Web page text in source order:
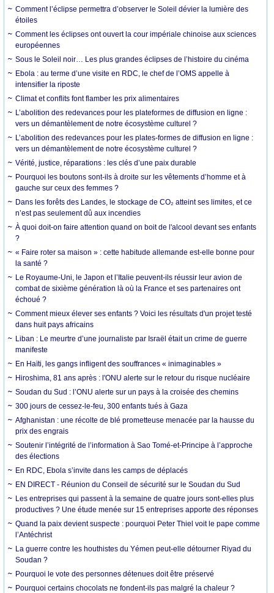
Comment l’éclipse permettra d’observer le Soleil dévier la lumière des
étoiles
Comment les éclipses ont ouvert la cour impériale chinoise aux sciences
européennes
Sous le Soleil noir… Les plus grandes éclipses de l’histoire du cinéma
Ebola : au terme d’une visite en RDC, le chef de l’OMS appelle à
intensifier la riposte
Climat et conflits font flamber les prix alimentaires
L’abolition des redevances pour les plateformes de diffusion en ligne :
vers un démantèlement de notre écosystème culturel ?
L’abolition des redevances pour les plates-formes de diffusion en ligne :
vers un démantèlement de notre écosystème culturel ?
Vérité, justice, réparations : les clés d’une paix durable
Pourquoi les boutons sont-ils à droite sur les vêtements d’homme et à
gauche sur ceux des femmes ?
Dans les forêts des Landes, le stockage de CO₂ atteint ses limites, et ce
n’est pas seulement dû aux incendies
À quoi doit-on faire attention quand on boit de l'alcool devant ses enfants
?
« Faire roter sa maison » : cette habitude allemande est-elle bonne pour
la santé ?
Le Royaume-Uni, le Japon et l’Italie peuvent-ils réussir leur avion de
combat de sixième génération là où la France et ses partenaires ont
échoué ?
Comment mieux élever ses enfants ? Voici les résultats d'un projet testé
dans huit pays africains
Liban : Le meurtre d’une journaliste par Israël était un crime de guerre
manifeste
En Haïti, les gangs infligent des souffrances « inimaginables »
Hiroshima, 81 ans après : l'ONU alerte sur le retour du risque nucléaire
Soudan du Sud : l’ONU alerte sur un pays à la croisée des chemins
300 jours de cessez-le-feu, 300 enfants tués à Gaza
Afghanistan : une récolte de blé prometteuse menacée par la hausse du
prix des engrais
Soutenir l’intégrité de l’information à Sao Tomé-et-Principe à l’approche
des élections
En RDC, Ebola s’invite dans les camps de déplacés
EN DIRECT - Réunion du Conseil de sécurité sur le Soudan du Sud
Les entreprises qui passent à la semaine de quatre jours sont-elles plus
productives ? Une étude menée sur 15 entreprises apporte des réponses
Quand la paix devient suspecte : pourquoi Peter Thiel voit le pape comme
l’Antéchrist
La guerre contre les houthistes du Yémen peut-elle détourner Riyad du
Soudan ?
Pourquoi le vote des personnes détenues doit être préservé
Pourquoi certains chocolats ne fondent-ils pas malgré la chaleur ?